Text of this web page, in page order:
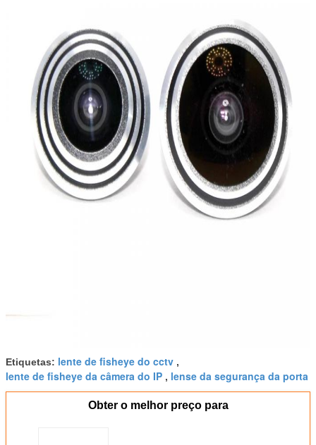
Etiquetas: lente de fisheye do cctv ,
lente de fisheye da câmera do IP , lense da segurança da porta
Obter o melhor preço para